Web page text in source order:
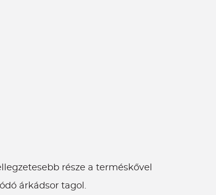
része a terméskővel
árkádsor tagol.